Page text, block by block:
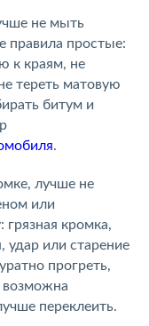
не мыть
правила простые:
к краям, не
тереть матовую
битум и
.
лучше не
или
кромка,
удар или старение
прогреть,
возможна
переклеить.